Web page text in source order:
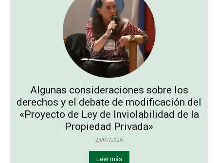
Algunas consideraciones sobre los
derechos y el debate de modificación del
«Proyecto de Ley de Inviolabilidad de la
Propiedad Privada»
23/07/2026
Leer más